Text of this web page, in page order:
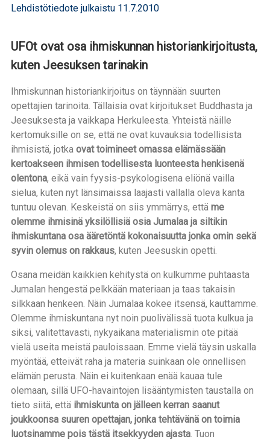
Lehdistötiedote julkaistu 11.7.2010
UFOt ovat osa ihmiskunnan historiankirjoitusta,
kuten Jeesuksen tarinakin
Ihmiskunnan historiankirjoitus on täynnään suurten
opettajien tarinoita. Tällaisia ovat kirjoitukset Buddhasta ja
Jeesuksesta ja vaikkapa Herkuleesta. Yhteistä näille
kertomuksille on se, että ne ovat kuvauksia todellisista
ihmisistä, jotka ovat toimineet omassa elämässään
kertoakseen ihmisen todellisesta luonteesta henkisenä
olentona, eikä vain fyysis-psykologisena eliönä vailla
sielua, kuten nyt länsimaissa laajasti vallalla oleva kanta
tuntuu olevan. Keskeistä on siis ymmärrys, että me
olemme ihmisinä yksilöllisiä osia Jumalaa ja siltikin
ihmiskuntana osa ääretöntä kokonaisuutta jonka omin sekä
syvin olemus on rakkaus, kuten Jeesuskin opetti.
Osana meidän kaikkien kehitystä on kulkumme puhtaasta
Jumalan hengestä pelkkään materiaan ja taas takaisin
silkkaan henkeen. Näin Jumalaa kokee itsensä, kauttamme.
Olemme ihmiskuntana nyt noin puolivälissä tuota kulkua ja
siksi, valitettavasti, nykyaikana materialismin ote pitää
vielä useita meistä pauloissaan. Emme vielä täysin uskalla
myöntää, etteivät raha ja materia suinkaan ole onnellisen
elämän perusta. Näin ei kuitenkaan enää kauaa tule
olemaan, sillä UFO-havaintojen lisääntymisten taustalla on
tieto siitä, että ihmiskunta on jälleen kerran saanut
joukkoonsa suuren opettajan, jonka tehtävänä on toimia
luotsinamme pois tästä itsekkyyden ajasta. Tuon